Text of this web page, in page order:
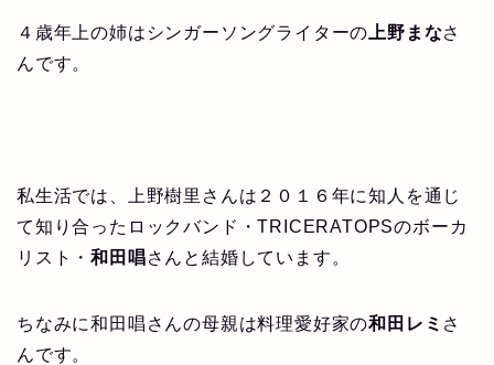
４歳年上の姉はシンガーソングライターの 上野まなさ
んです。
私生活では、上野樹里さんは２０１６年に知人を通じ
て知り合ったロックバンド・TRICERATOPSのボーカ
リスト・和田唱さんと結婚しています。
ちなみに和田唱さんの母親は料理愛好家の和田レミ さ
んです。